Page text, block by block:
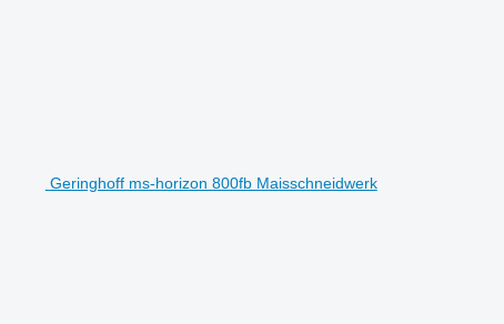
Geringhoff ms-horizon 800fb Maisschneidwerk